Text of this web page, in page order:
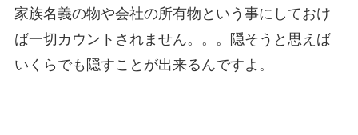
家族名義の物や会社の所有物という事にしておけ
ば一切カウントされません。。。隠そうと思えば
いくらでも隠すことが出来るんですよ。